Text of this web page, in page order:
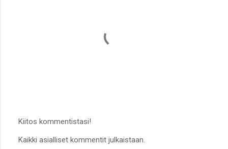
ä
Kiitos kommentistasi!
Kaikki asialliset kommentit julkaistaan.